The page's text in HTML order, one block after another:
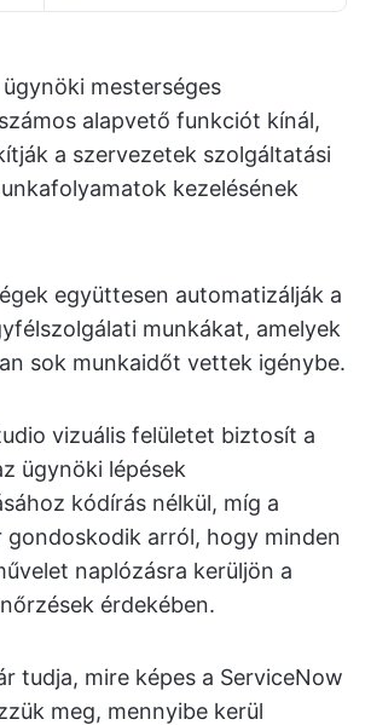
mesterséges
alapvető funkciót kínál,
a szervezetek szolgáltatási
kezelésének
együttesen automatizálják a
munkákat, amelyek
sok munkaidőt vettek igénybe.
vizuális felületet biztosít a
ügynöki lépések
kódírás nélkül, míg a
gondoskodik arról, hogy minden
naplózásra kerüljön a
érdekében.
tudja, mire képes a ServiceNow
meg, mennyibe kerül